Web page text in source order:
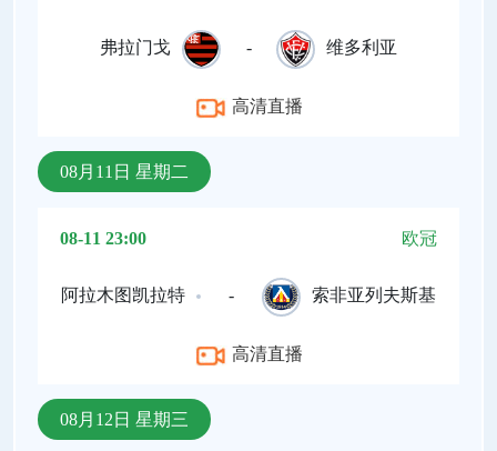
弗拉门戈 - 维多利亚
高清直播
08月11日 星期二
08-11 23:00 欧冠
阿拉木图凯拉特 - 索非亚列夫斯基
高清直播
08月12日 星期三